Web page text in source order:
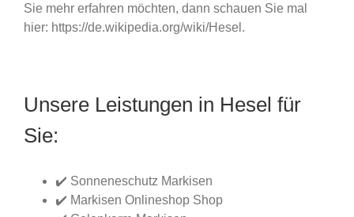
Sie mehr erfahren möchten, dann schauen Sie mal
hier: https://de.wikipedia.org/wiki/Hesel.
Unsere Leistungen in Hesel für
Sie:
✔️ Sonneneschutz Markisen
✔️ Markisen Onlineshop Shop